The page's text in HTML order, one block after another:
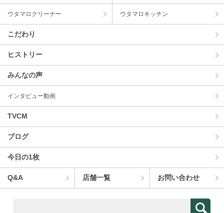
ウタマロクリーナー ウタマロキッチン
こだわり
ヒストリー
みんなの声
インタビュー動画
TVCM
ブログ
今⽇の1枚
Q&A 店舗⼀覧 お問い合わせ